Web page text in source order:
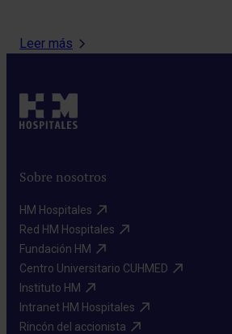
Leer más
Sobre nosotros
HM Hospitales​
Red HM Hospitales​
Fundación HM​
Centro Universitario CUHMED​
Instituto HM​
Intranet HM Hospitales​
Rincón del accionista​